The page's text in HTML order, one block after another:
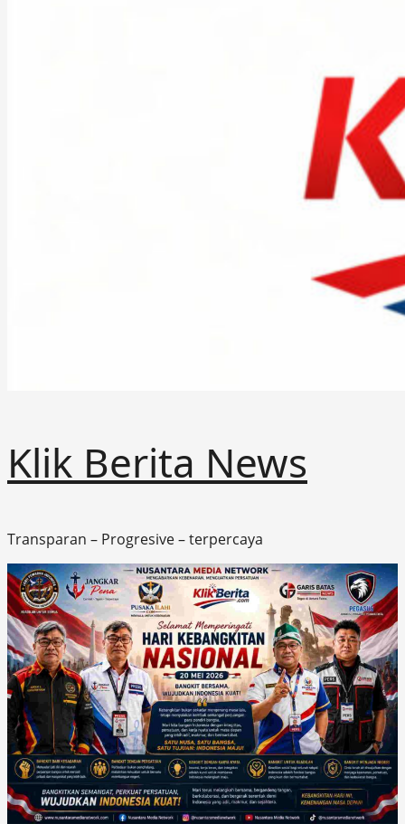
Klik Berita News
Transparan – Progresive – terpercaya